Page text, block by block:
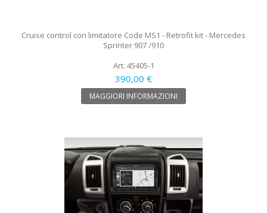
Cruise control con limitatore Code MS1 - Retrofit kit - Mercedes
Sprinter 907 /910
Art. 45405-1
390,00 €
MAGGIORI INFORMAZIONI